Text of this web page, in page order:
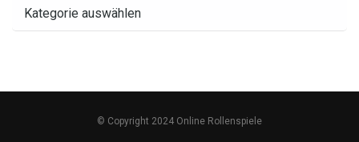
© Copyright 2024 Online Rollenspiele